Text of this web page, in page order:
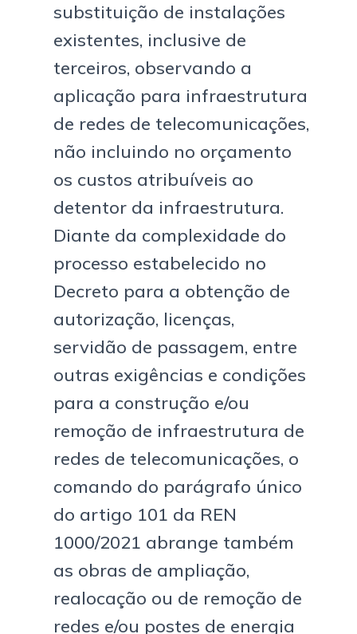
substituição de instalações
existentes, inclusive de
terceiros, observando a
aplicação para infraestrutura
de redes de telecomunicações,
não incluindo no orçamento
os custos atribuíveis ao
detentor da infraestrutura.
Diante da complexidade do
processo estabelecido no
Decreto para a obtenção de
autorização, licenças,
servidão de passagem, entre
outras exigências e condições
para a construção e/ou
remoção de infraestrutura de
redes de telecomunicações, o
comando do parágrafo único
do artigo 101 da REN
1000/2021 abrange também
as obras de ampliação,
realocação ou de remoção de
redes e/ou postes de energia